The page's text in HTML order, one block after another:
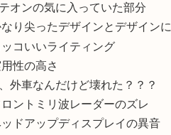
オンの気に入っていた部分
り尖ったデザインとデザイン
ッコいいライティング
性の高さ
外車なんだけど壊れた？？？
ントミリ波レーダーのズレ
ドアップディスプレイの異音